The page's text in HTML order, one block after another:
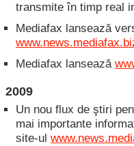
transmite în timp real
Mediafax lansează
Mediafax lansează
2009
Un nou flux de ştiri
mai importante
site-ul